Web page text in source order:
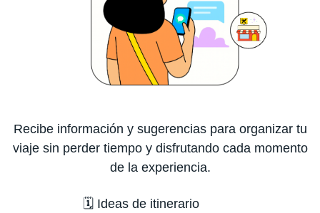
Recibe información y sugerencias para organizar tu
viaje sin perder tiempo y disfrutando cada momento
de la experiencia.
🗓️ Ideas de itinerario